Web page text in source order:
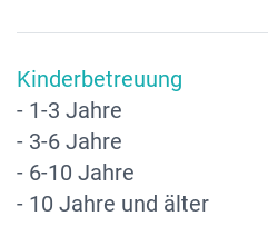
Kinderbetreuung
- 1-3 Jahre
- 3-6 Jahre
- 6-10 Jahre
- 10 Jahre und älter